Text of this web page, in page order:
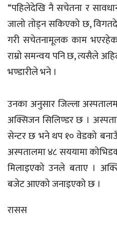
“पहिलेदेखि नै सचेतना र
जालो तोड्न सकिएको छ,
गरी सचेतनामूलक काम
राम्रो समन्वय पनि छ, त्यसैले
भण्डारीले भने ।
उनका अनुसार जिल्ला
अक्सिजन सिलिण्डर छ ।
सेन्टर छ भने थप १० वेडको
अस्पतालमा ४८ सययामा
मिलाइएको उनले बताए ।
बजेट आएको जनाइएको छ ।
रासस